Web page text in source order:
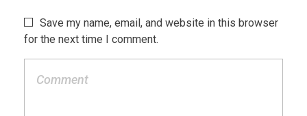
Save my name, email, and website in this browser
for the next time I comment.